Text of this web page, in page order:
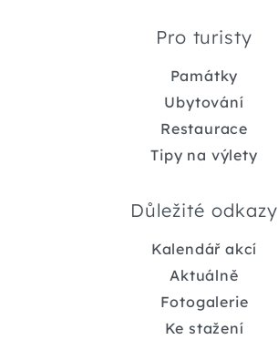
Pro turisty
Památky
Ubytování
Restaurace
Tipy na výlety
Důležité odkazy
Kalendář akcí
Aktuálně
Fotogalerie
Ke stažení